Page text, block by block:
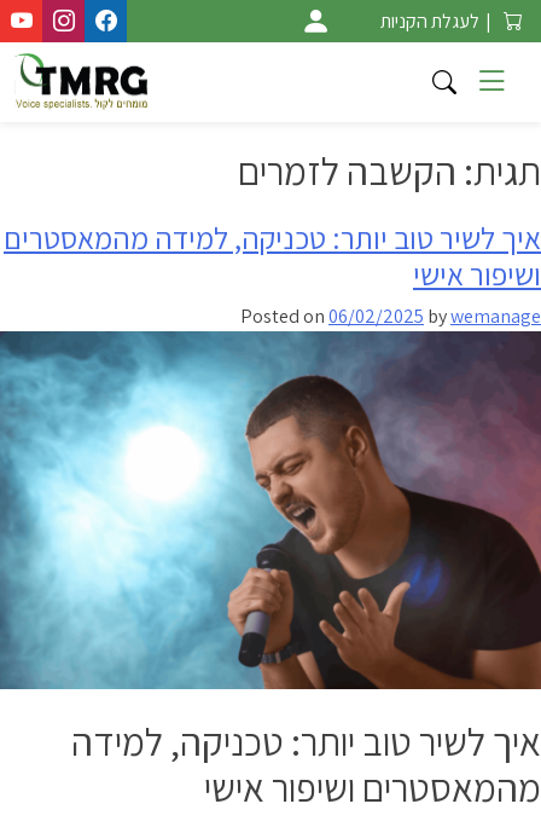
Skip
to
content
| לעגלת הקניות
תגית: הקשבה לזמרים
איך לשיר טוב יותר: טכניקה, למידה מהמאסטרים
ושיפור אישי
Posted on06/02/2025 bywemanage
איך לשיר טוב יותר: טכניקה, למידה
מהמאסטרים ושיפור אישי